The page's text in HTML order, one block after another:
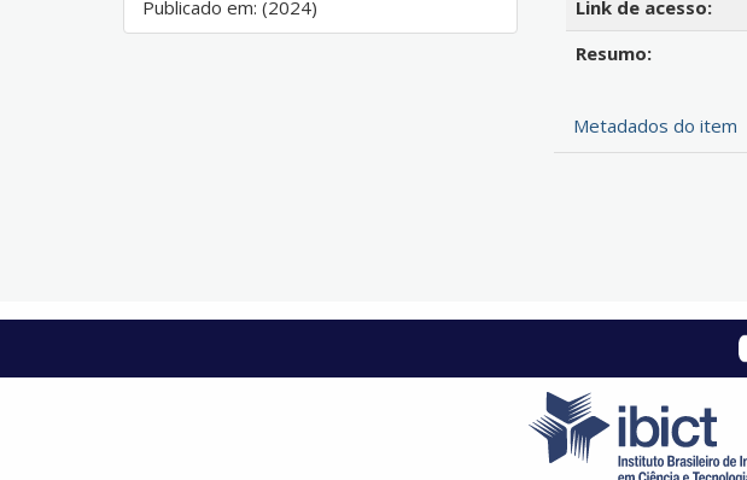
Link de acesso:
Resumo:
Metadados do item
Publicado em: (2024)